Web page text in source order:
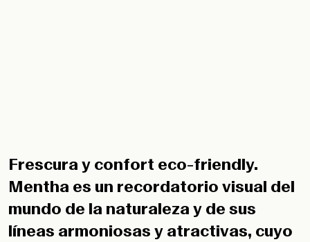
Frescura y confort eco-friendly.
Mentha es un recordatorio visual del
mundo de la naturaleza y de sus
líneas armoniosas y atractivas, cuyo